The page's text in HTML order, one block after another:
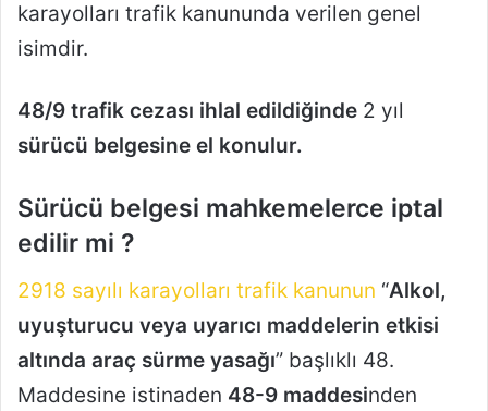
karayolları trafik kanununda verilen genel
isimdir.
48/9 trafik cezası ihlal edildiğinde 2 yıl
sürücü belgesine el konulur.
Sürücü belgesi mahkemelerce iptal
edilir mi ?
2918 sayılı karayolları trafik kanunun “Alkol,
uyuşturucu veya uyarıcı maddelerin etkisi
altında araç sürme yasağı” başlıklı 48.
Maddesine istinaden 48-9 maddesinden